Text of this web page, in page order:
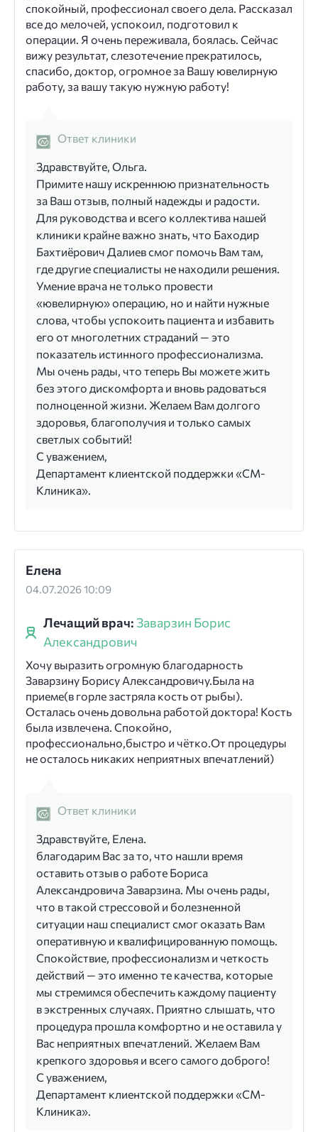
спокойный, профессионал своего дела. Рассказал
все до мелочей, успокоил, подготовил к
операции. Я очень переживала, боялась. Сейчас
вижу результат, слезотечение прекратилось,
спасибо, доктор, огромное за Вашу ювелирную
работу, за вашу такую нужную работу!
Ответ клиники
Здравствуйте, Ольга.
Примите нашу искреннюю признательность
за Ваш отзыв, полный надежды и радости.
Для руководства и всего коллектива нашей
клиники крайне важно знать, что Баходир
Бахтиёрович Далиев смог помочь Вам там,
где другие специалисты не находили решения.
Умение врача не только провести
«ювелирную» операцию, но и найти нужные
слова, чтобы успокоить пациента и избавить
его от многолетних страданий — это
показатель истинного профессионализма.
Мы очень рады, что теперь Вы можете жить
без этого дискомфорта и вновь радоваться
полноценной жизни. Желаем Вам долгого
здоровья, благополучия и только самых
светлых событий!
С уважением,
Департамент клиентской поддержки «СМ-
Клиника».
Елена
04.07.2026 10:09
Лечащий врач: Заварзин Борис
Александрович
Хочу выразить огромную благодарность
Заварзину Борису Александровичу.Была на
приеме(в горле застряла кость от рыбы).
Осталась очень довольна работой доктора! Кость
была извлечена. Спокойно,
профессионально,быстро и чётко.От процедуры
не осталось никаких неприятных впечатлений)
Ответ клиники
Здравствуйте, Елена.
благодарим Вас за то, что нашли время
оставить отзыв о работе Бориса
Александровича Заварзина. Мы очень рады,
что в такой стрессовой и болезненной
ситуации наш специалист смог оказать Вам
оперативную и квалифицированную помощь.
Спокойствие, профессионализм и четкость
действий — это именно те качества, которые
мы стремимся обеспечить каждому пациенту
в экстренных случаях. Приятно слышать, что
процедура прошла комфортно и не оставила у
Вас неприятных впечатлений. Желаем Вам
крепкого здоровья и всего самого доброго!
С уважением,
Департамент клиентской поддержки «СМ-
Клиника».